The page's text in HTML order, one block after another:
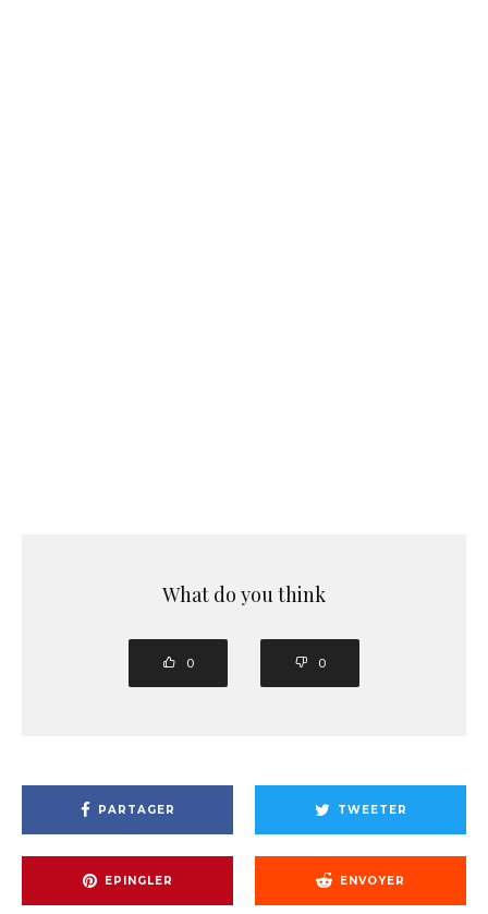
What do you think
0 0
PARTAGER TWEETER
EPINGLER ENVOYER